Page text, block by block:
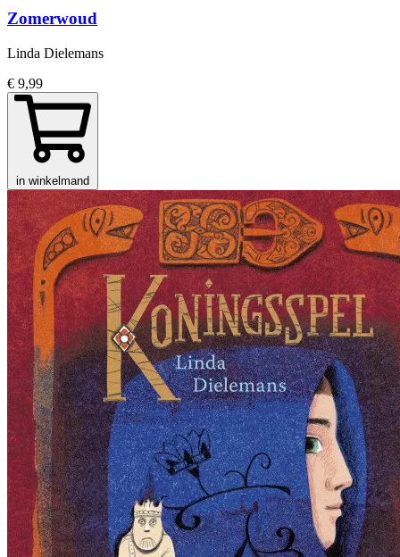
Zomerwoud
Linda Dielemans
€ 9,99
in winkelmand